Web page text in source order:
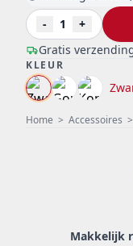
Home > Accessoires >
Gratis
-
1 +
KLEUR
Makkelijk